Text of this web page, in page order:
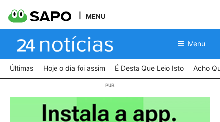
MENU
Menu
Últimas Hoje o dia foi assim É Desta Que Leio Isto Acho